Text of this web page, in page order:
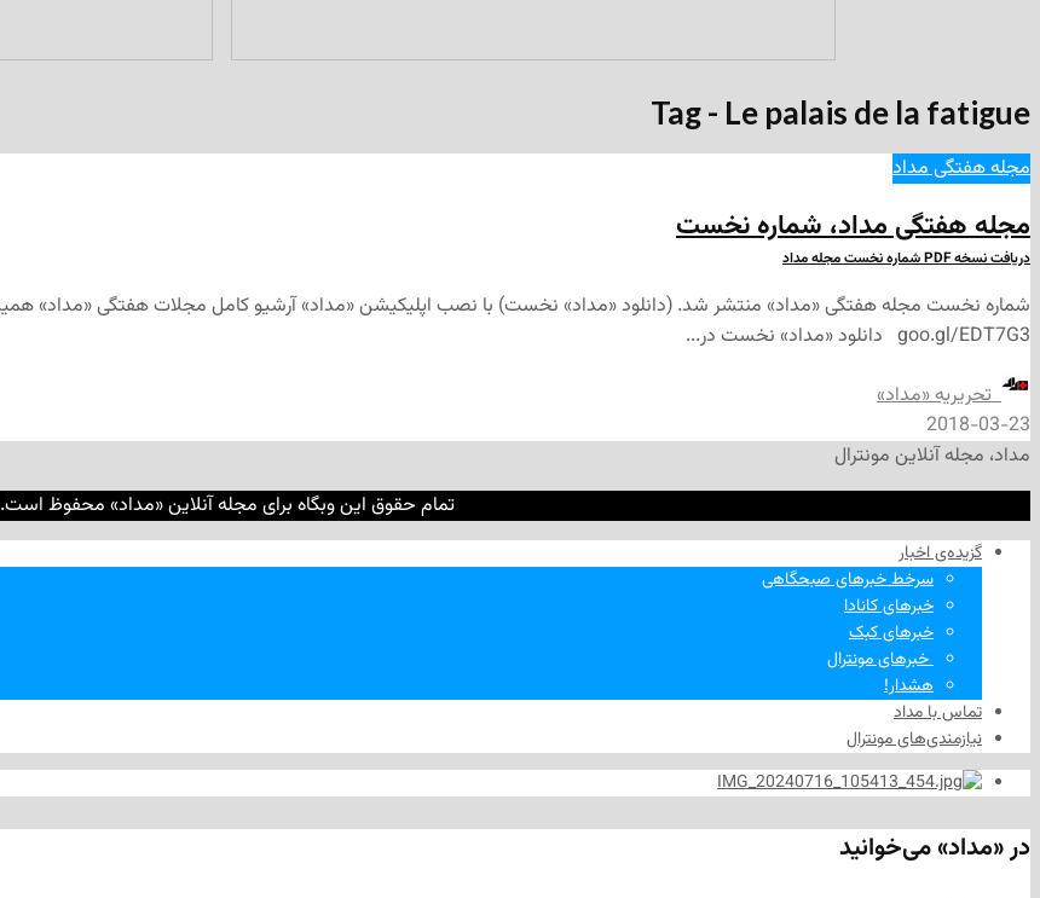
Tag - Le palais de la fatigue
مجله هفتگی مداد
مجله هفتگی مداد، شماره نخست
دریافت نسخه PDF شماره نخست مجله مداد
goo.gl/EDT7G3 دانلود «مداد» نخست در...
‌ تحریریه «مداد»
2018-03-23
مداد، مجله آنلاین مونترال
تمام حقوق این وبگاه برای مجله آنلاین «مداد» محفوظ است.
گزیده‌ی‌ اخبار
سرخط خبرهای صبحگاهی
خبرهای کانادا
خبرهای کبک
‌ خبرهای مونترال
هشدار!
تماس با مداد
نیازمندی‌های مونترال
در «مداد» می‌خوانید